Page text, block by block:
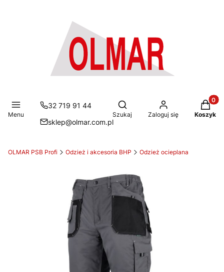
Menu
32 719 91 44
sklep@olmar.com.pl
Otwórz wyszukiwarkę
Szukaj Zaloguj się Koszyk
OLMAR PSB Profi Odzież i akcesoria BHP Odzież ocieplana